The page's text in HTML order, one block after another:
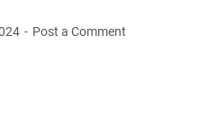
Post a Comment